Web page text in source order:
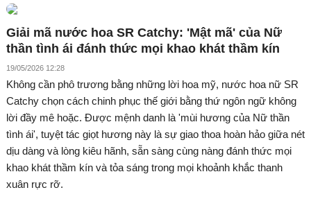
Giải mã nước hoa SR Catchy: 'Mật mã' của Nữ
thần tình ái đánh thức mọi khao khát thầm kín
19/05/2026 12:28
Không cần phô trương bằng những lời hoa mỹ, nước hoa nữ SR
Catchy chọn cách chinh phục thế giới bằng thứ ngôn ngữ không
lời đầy mê hoặc. Được mệnh danh là 'mùi hương của Nữ thần
tình ái', tuyệt tác giọt hương này là sự giao thoa hoàn hảo giữa nét
dịu dàng và lòng kiêu hãnh, sẵn sàng cùng nàng đánh thức mọi
khao khát thầm kín và tỏa sáng trong mọi khoảnh khắc thanh
xuân rực rỡ.